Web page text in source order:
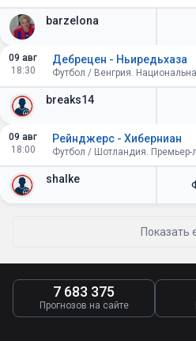
barzelona
09 авг
18:30
breaks14
Дебрецен - Ньиредьхаза
Футбол / Венгрия.
09 авг
18:00
shalke
Рейнджерс - Хиберниан
Футбол / Шотландия. Премьер-
Показать
7 683 375
Прогнозов на сайте